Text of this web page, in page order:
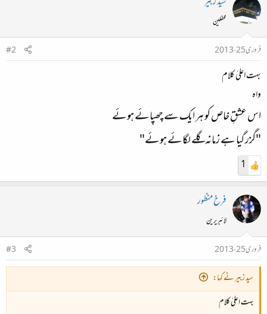
محفلین
فروری 25، 2013
#2
بہت اعلیٰ کلام
واہ
اس عشقِ خاص کو ہر ایک سے چھپائے ہوئے
"گزر گیا ہے زمانہ گلے لگائے ہوئے"
1
فرخ منظور
لائبریرین
فروری 25، 2013
#3
سید زبیر نے کہا:
بہت اعلیٰ کلام